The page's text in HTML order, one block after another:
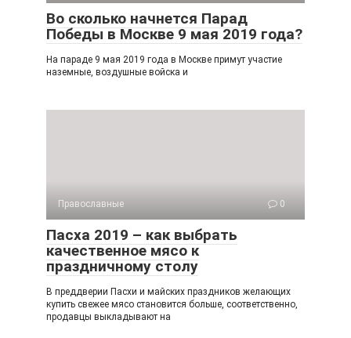
ki
Во сколько начнется Парад
Победы в Москве 9 мая 2019 года?
На параде 9 мая 2019 года в Москве примут участие
наземные, воздушные войска и
Православные 0
Пасха 2019 – как выбрать
качественное мясо к
праздничному столу
В преддверии Пасхи и майских праздников желающих
купить свежее мясо становится больше, соответственно,
продавцы выкладывают на